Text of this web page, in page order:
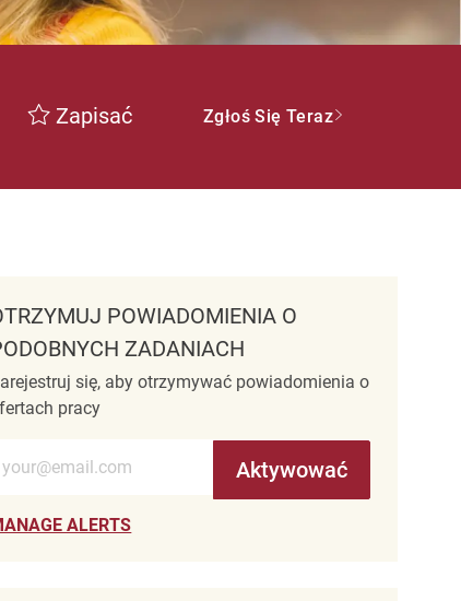
Zapisać Zgłoś Się Teraz
POWIADOMIENIA O
ZADANIACH
się, aby otrzymywać powiadomienia o
pracy
adres e-mail (wymagane)
Aktywować
ALERTS